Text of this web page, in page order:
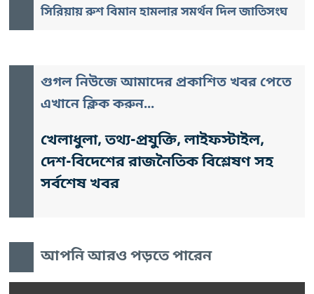
সিরিয়ায় রুশ বিমান হামলার সমর্থন দিল জাতিসংঘ
গুগল নিউজে আমাদের প্রকাশিত খবর পেতে
এখানে ক্লিক করুন...
খেলাধুলা, তথ্য-প্রযুক্তি, লাইফস্টাইল,
দেশ-বিদেশের রাজনৈতিক বিশ্লেষণ সহ
সর্বশেষ খবর
আপনি আরও পড়তে পারেন